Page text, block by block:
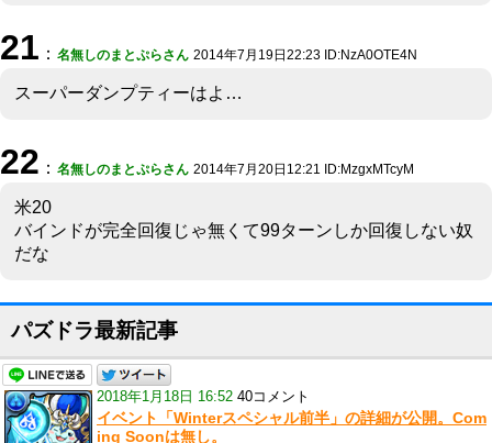
21 ： 名無しのまとぷらさん 2014年7月19日22:23 ID:NzA0OTE4N
スーパーダンプティーはよ…
22 ： 名無しのまとぷらさん 2014年7月20日12:21 ID:MzgxMTcyM
米20
バインドが完全回復じゃ無くて99ターンしか回復しない奴
だな
パズドラ最新記事
2018年1月18日 16:52 40コメント
イベント「Winterスペシャル前半」の詳細が公開。Com
ing Soonは無し。